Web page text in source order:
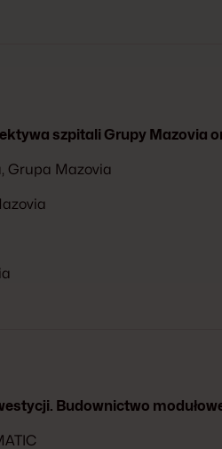
szpitali Grupy Mazovia
Grupa Mazovia
Budownictwo